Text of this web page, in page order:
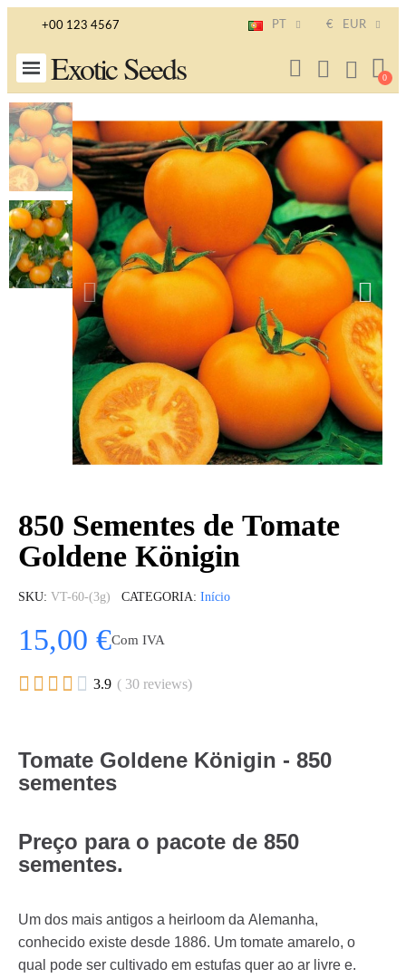
+00 123 4567 PT € EUR
Exotic Seeds
850 Sementes de Tomate
Goldene Königin
SKU VT-60-(3g) CATEGORIA Início
15,00 €Com IVA
     3.9 ( 30 reviews)
Tomate Goldene Königin - 850
sementes
Preço para o pacote de 850
sementes.
Um dos mais antigos a heirloom da Alemanha,
conhecido existe desde 1886. Um tomate amarelo, o
qual pode ser cultivado em estufas quer ao ar livre e.